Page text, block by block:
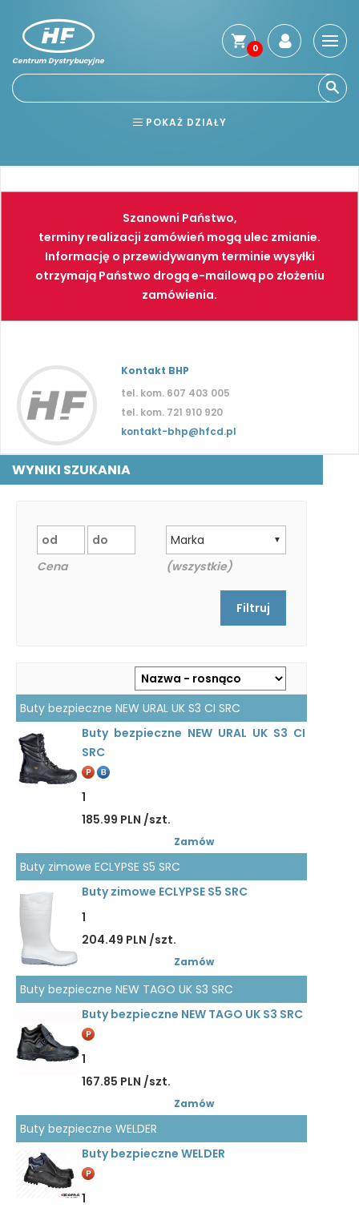
Centrum Dystrybucyjne
0
POKAŻ DZIAŁY
NARZĘDZIA SPAWALNICTWO
FARBY PNEUMATYKA
Szanowni Państwo,
terminy realizacji zamówień mogą ulec zmianie.
Informację o przewidywanym terminie wysyłki
otrzymają Państwo drogą e-mailową po złożeniu
zamówienia.
Kontakt BHP
tel. kom. 607 403 005
tel. kom. 721 910 920
kontakt-bhp@hfcd.pl
WYNIKI SZUKANIA
Cena
▼
Marka
(wszystkie)
Buty bezpieczne NEW URAL UK S3 CI SRC
Buty bezpieczne NEW URAL UK S3 CI
SRC
1
185.99 PLN /szt.
Zamów
Buty zimowe ECLYPSE S5 SRC
Buty zimowe ECLYPSE S5 SRC
1
204.49 PLN /szt.
Zamów
Buty bezpieczne NEW TAGO UK S3 SRC
Buty bezpieczne NEW TAGO UK S3 SRC
1
167.85 PLN /szt.
Zamów
Buty bezpieczne WELDER
Buty bezpieczne WELDER
1